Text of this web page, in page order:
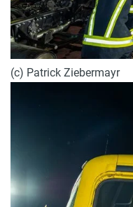
(c) Patrick Ziebermayr